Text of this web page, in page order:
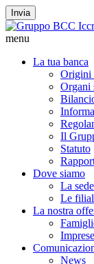
Invia
menu
La tua banca
Origini
Organi
Il
Statuto
Dove siamo
La sede
Le
La nostra
News